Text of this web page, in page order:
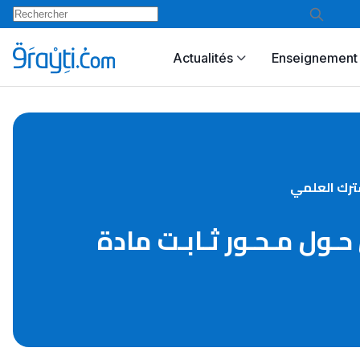
Actualités
حـول مـحـور ثـابـت مادة